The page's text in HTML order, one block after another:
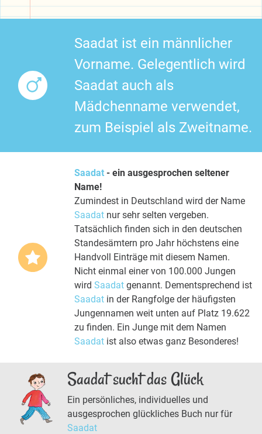
Saadat ist ein männlicher
Vorname. Gelegentlich wird
Saadat auch als
Mädchenname verwendet,
zum Beispiel als Zweitname.
Saadat - ein ausgesprochen seltener
Name!
Zumindest in Deutschland wird der Name
Saadat nur sehr selten vergeben.
Tatsächlich finden sich in den deutschen
Standesämtern pro Jahr höchstens eine
Handvoll Einträge mit diesem Namen.
Nicht einmal einer von 100.000 Jungen
wird Saadat genannt. Dementsprechend ist
Saadat in der Rangfolge der häufigsten
Jungennamen weit unten auf Platz 19.622
zu finden. Ein Junge mit dem Namen
Saadat ist also etwas ganz Besonderes!
Saadat sucht das Glück
Ein persönliches, individuelles und
ausgesprochen glückliches Buch nur für
Saadat